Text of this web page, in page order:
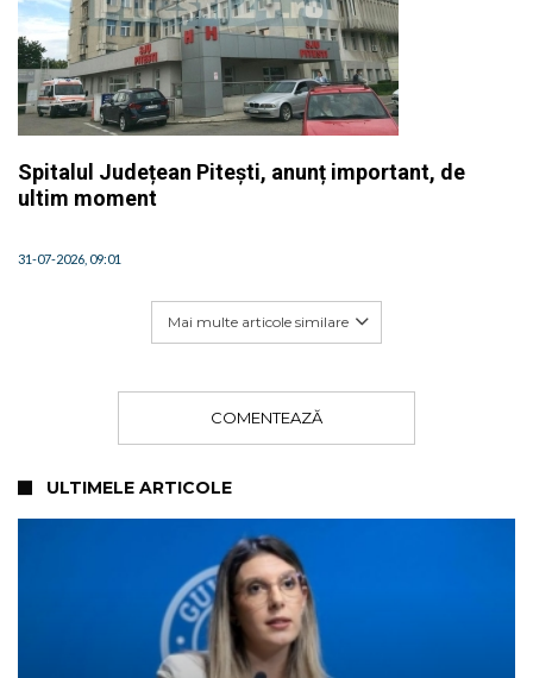
Spitalul Județean Pitești, anunț important, de
ultim moment
31-07-2026, 09:01
Mai multe articole similare
COMENTEAZĂ
ULTIMELE ARTICOLE